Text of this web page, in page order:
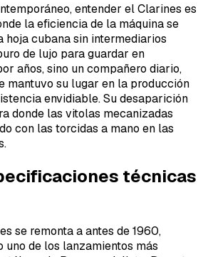
entender el Clarines es
la eficiencia de la máquina se
hoja cubana sin intermediarios
de lujo para guardar en
años, sino un compañero diario,
mantuvo su lugar en la producción
envidiable. Su desaparición
donde las vitolas mecanizadas
con las torcidas a mano en las
técnicas
se remonta a antes de 1960,
uno de los lanzamientos más